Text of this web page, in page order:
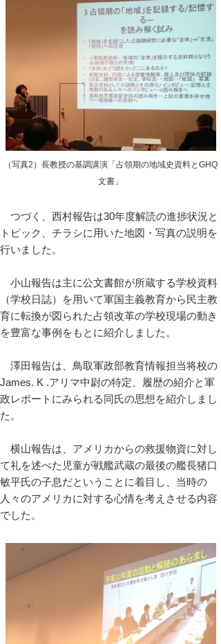
（写真2）長教授の基調講演「占領期の地域史資料とGHQ
文書」
つづく、西村報告は30年度解読の進捗状況と
トピック、チラシに用いた地図・写真の説明を
行いました。
小山報告は主に公文書館が所蔵する学校資料
（学校日誌）を用いて軍国主義教育から民主教
育に転換が図られた占領改革の学校現場の動き
を豊富な事例をもとに紹介しました。
澤田報告は、鳥取軍政部教育情報担当将校の
James. K .アリマ中尉の特定、履歴の紹介と軍
政レポートにみられる同氏の思想を紹介しまし
た。
横山報告は、アメリカからの救援物資に対し
て礼を述べた児童が戦艦武蔵の最後の艦長猪口
敏平氏の子息だということに着目し、当時の
人々のアメリカに対する心情を考えさせる内容
でした。